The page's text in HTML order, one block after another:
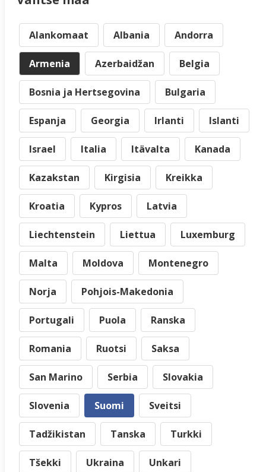
Alankomaat Albania Andorra
Armenia Azerbaidžan Belgia
Bosnia ja Hertsegovina Bulgaria
Espanja Georgia Irlanti Islanti
Israel Italia Itävalta Kanada
Kazakstan Kirgisia Kreikka
Kroatia Kypros Latvia
Liechtenstein Liettua Luxemburg
Malta Moldova Montenegro
Norja Pohjois-Makedonia
Portugali Puola Ranska
Romania Ruotsi Saksa
San Marino Serbia Slovakia
Slovenia Suomi Sveitsi
Tadžikistan Tanska Turkki
Tšekki Ukraina Unkari